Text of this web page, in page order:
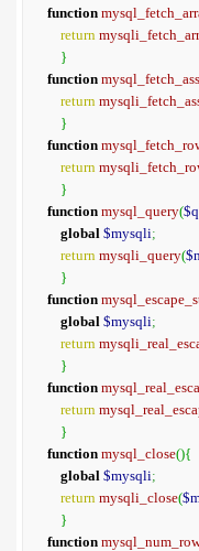
function
return
}
function
return
}
function
return
}
function mysql_query(
global $mysqli;
return mysqli_query(
}
function
global $mysqli;
return
}
function
return
}
function mysql_close(){
global $mysqli;
return mysqli_close(
}
function